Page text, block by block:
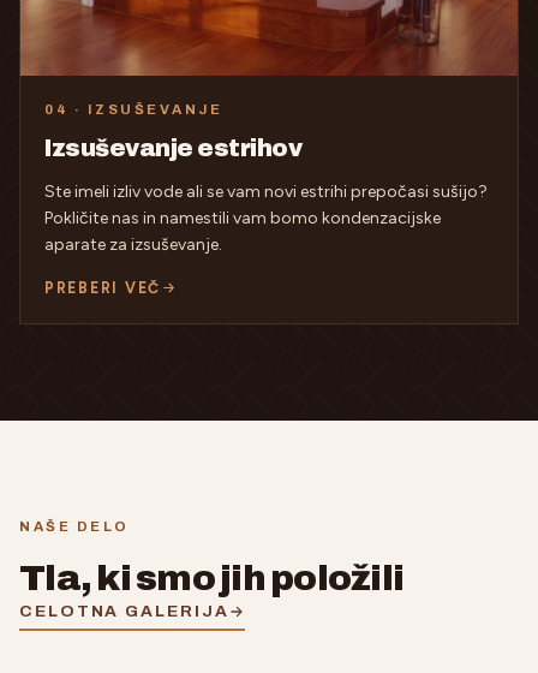
04 · IZSUŠEVANJE
Izsuševanje estrihov
Ste imeli izliv vode ali se vam novi estrihi prepočasi sušijo?
Pokličite nas in namestili vam bomo kondenzacijske
aparate za izsuševanje.
PREBERI VEČ
NAŠE DELO
Tla, ki smo jih položili
CELOTNA GALERIJA